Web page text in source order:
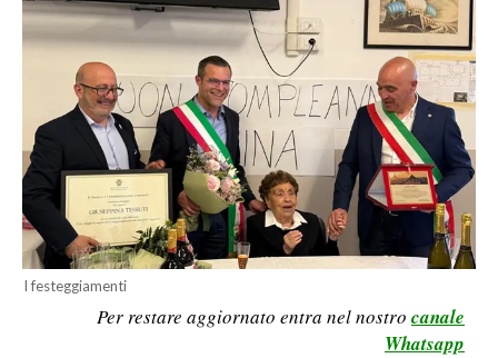
CRONACA
ITALIA
MONDO
POLITICA
ECONOMIA
SERVIZI ALLE IMPRESE
LAVORO
I festeggiamenti
Per restare aggiornato entra nel nostro canale
Whatsapp